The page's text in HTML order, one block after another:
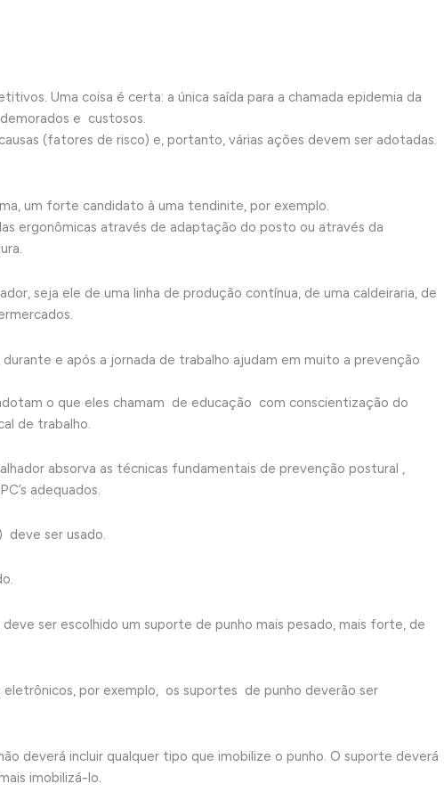
Uma coisa é certa: a única saída para a chamada epidemia da
e custosos.
(fatores de risco) e, portanto, várias ações devem ser adotadas.
um forte candidato à uma tendinite, por exemplo.
ergonômicas através de adaptação do posto ou através da
seja ele de uma linha de produção contínua, de uma caldeiraria, de
e após a jornada de trabalho ajudam em muito a prevenção
o que eles chamam de educação com conscientização do
de trabalho.
absorva as técnicas fundamentais de prevenção postural ,
adequados.
deve ser usado.
ser escolhido um suporte de punho mais pesado, mais forte, de
por exemplo, os suportes de punho deverão ser
deverá incluir qualquer tipo que imobilize o punho. O suporte deverá
imobilizá-lo.